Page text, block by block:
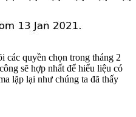
các quyền chọn trong tháng 2
sẽ hợp nhất để hiểu liệu có
lặp lại như chúng ta đã thấy